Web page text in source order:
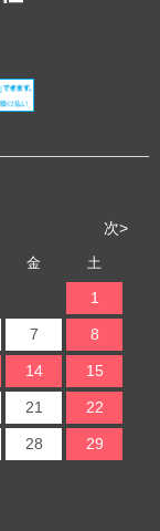
次>
金 土
1
7 8
14 15
21 22
28 29